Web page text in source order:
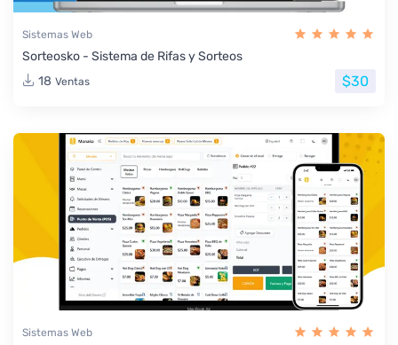
Sistemas Web
Sorteosko - Sistema de Rifas y Sorteos
18 Ventas $30
Sistemas Web